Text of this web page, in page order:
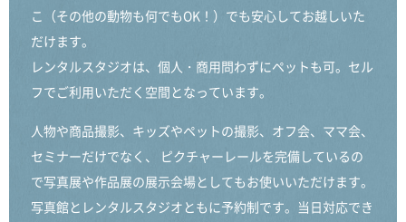
こ（その他の動物も何でもOK！）でも安心してお越しいた
だけます。
レンタルスタジオは、個人・商用問わずにペットも可。セル
フでご利用いただく空間となっています。
人物や商品撮影、キッズやペットの撮影、オフ会、ママ会、
セミナーだけでなく、
ピクチャーレールを完備しているの
で写真展や作品展の展示会場としてもお使いいただけます。
写真館とレンタルスタジオともに予約制です。当日対応でき